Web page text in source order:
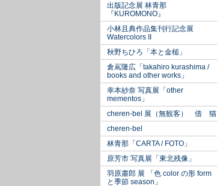
出版記念展 林青那
『KUROMONO』
小林且典作品集刊行記念展
Watercolors II
秋野ちひろ「本と金槌」
倉嶌隆広「takahiro kurashima /
books and other works」
幸本紗奈 写真展「other
mementos」
cheren-bel 展（無観客） 借 猫
cheren-bel
林青那「CARTA / FOTO」
原芳市 写真展「東北残像」
羽原肅郎 展 「色 color の形 form
と季節 season」